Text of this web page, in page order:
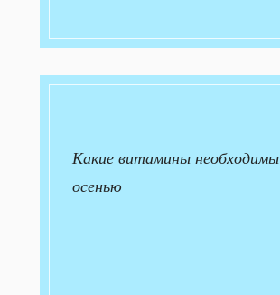
Какие витамины необходимы
осенью